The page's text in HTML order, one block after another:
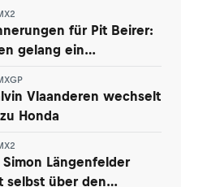
für Pit Beirer:
gelang ein
Vlaanderen wechselt
Honda
Simon Längenfelder
selbst über den